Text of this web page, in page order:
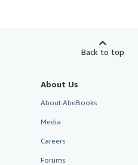
Back to top
About Us
About AbeBooks
Media
Careers
Forums